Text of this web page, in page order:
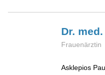
Dr.
Frauenärztin
Asklepios